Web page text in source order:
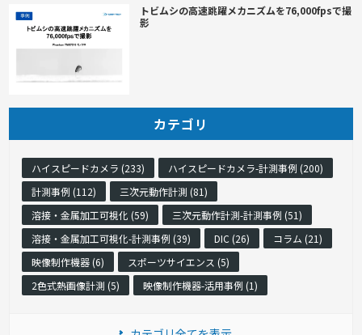
トビムシの高速跳躍メカニズムを76,000fpsで撮
影
カテゴリ
ハイスピードカメラ (233)
ハイスピードカメラ-計測事例 (200)
計測事例 (112)
三次元動作計測 (81)
溶接・金属加工可視化 (59)
三次元動作計測-計測事例 (51)
溶接・金属加工可視化-計測事例 (39)
DIC (26)
コラム (21)
映像制作機器 (6)
スポーツサイエンス (5)
2色式熱画像計測 (5)
映像制作機器-活用事例 (1)